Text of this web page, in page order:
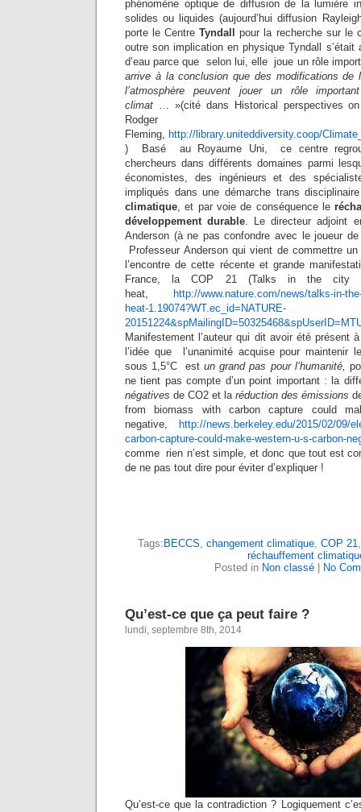
phénomène optique de diffusion de la lumière
solides ou liquides (aujourd’hui diffusion
porte le CentreTyndallpour la recherche sur le
outre son implication en physique Tyndall
d’eau parce que selon lui, elle joue un rôle
arrive à la conclusion que des modifications de
l’atmosphère peuvent jouer un rôle
climat … »(cité dans Historical perspectives
Rodger
Fleming, http://library.uniteddiversity.coop/
) Basé au Royaume Uni, ce centre
chercheurs dans différents domaines parmi
économistes, des ingénieurs et des
impliqués dans une démarche trans
climatique, et par voie de conséquence le
développement durable. Le directeur adjoint
Anderson (à ne pas confondre avec le joueur
Professeur Anderson qui vient de commettre
l’encontre de cette récente et grande
France, la COP 21 (Talks in the city
heat,
http://www.nature.com/news/talks-in-
heat-1.19074?WT.ec_id=NATURE-
Manifestement l’auteur qui dit avoir été présent
l’idée que l’unanimité acquise pour maintenir
sous 1,5°C estun grand pas pour l’humanité,
ne tient pas compte d’un point important : la
négatives de CO2 et laréduction des émissions
from biomass with carbon capture could
negative,
http://news.berkeley.edu/2015/02/09/
carbon-capture-could-make-western-u-s-carbon-
comme rien n’est simple, et donc que tout est
de ne pas tout dire pour éviter d’expliquer !
Tags: BECCS, changement climatique, COP 21
réchauffement
Posted in Non classé| No
Qu’est-ce que ça peut faire ?
lundi, septembre 8th, 2014
Qu’est-ce que la contradiction ? Logiquement